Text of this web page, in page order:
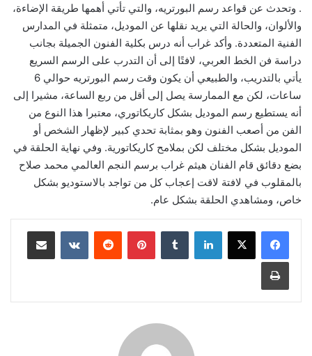
. وتحدث عن قواعد رسم البورتريه، والتي تأتي أهمها طريقة الإضاءة،
والألوان، والحالة التي يريد نقلها عن الموديل، متمثلة في المدارس
الفنية المتعددة. وأكد غراب أنه درس بكلية الفنون الجميلة بجانب
دراسة فن الخط العربي، لافتًا إلى أن التدرب على الرسم السريع
يأتي بالتدريب، والطبيعي أن يكون وقت رسم البورتريه حوالي 6
ساعات، لكن مع الممارسة يصل إلى أقل من ربع الساعة، مشيرا إلى
أنه يستطيع رسم الموديل بشكل كاريكاتوري، معتبرا هذا النوع من
الفن من أصعب الفنون وهو بمثابة تحدي كبير لإظهار الشخص أو
الموديل بشكل مختلف لكن بملامح كاريكاتورية. وفي نهاية الحلقة في
بضع دقائق قام الفنان هيثم غراب برسم النجم العالمي محمد صلاح
بالمقلوب في لافتة لاقت إعجاب كل من تواجد بالاستوديو بشكل
خاص، ومشاهدي الحلقة بشكل عام.
لينكدإن بينتيريست مشاركة عبر البريد
طباعة